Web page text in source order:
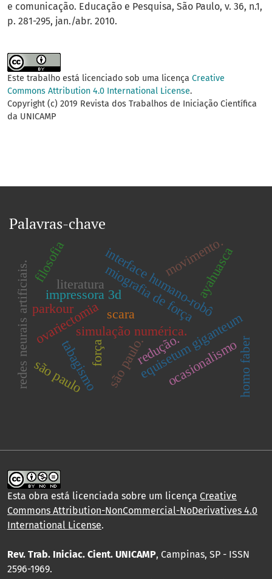
e comunicação. Educação e Pesquisa, São Paulo, v. 36, n.1,
p. 281-295, jan./abr. 2010.
Este trabalho está licenciado sob uma licença Creative
Commons Attribution 4.0 International License.
Copyright (c) 2019 Revista dos Trabalhos de Iniciação Científica
da UNICAMP
Palavras-chave
impressora 3d
scara
simulação numérica.equisetum giganteum
ovariectomiamiografia de força
interface humano-robô
redes neurais artificiais. ayahuasca
tabagismo redução.ocasionalismo
força
movimento.
parkour
são paulo.
literatura
filosofia
são paulo homo faber
Esta obra está licenciada sobre um licença Creative
Commons Attribution-NonCommercial-NoDerivatives 4.0
International License.
Rev. Trab. Iniciac. Cient. UNICAMP, Campinas, SP - ISSN
2596-1969.